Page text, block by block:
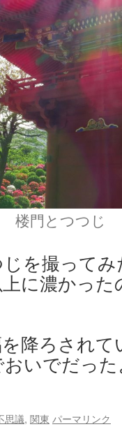
楼門とつつじ
を撮って
に濃かっ
降ろされ
いでだっ
思議, 関東 パーマリンク